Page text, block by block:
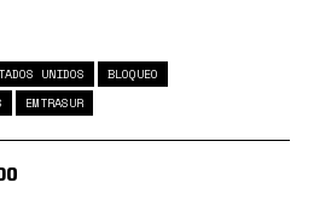
UNIDOS
BLOQUEO
EMTRASUR